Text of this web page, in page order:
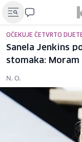
OČEKUJE ČETVRTO
Sanela Jenkins
stomaka:
N. O.